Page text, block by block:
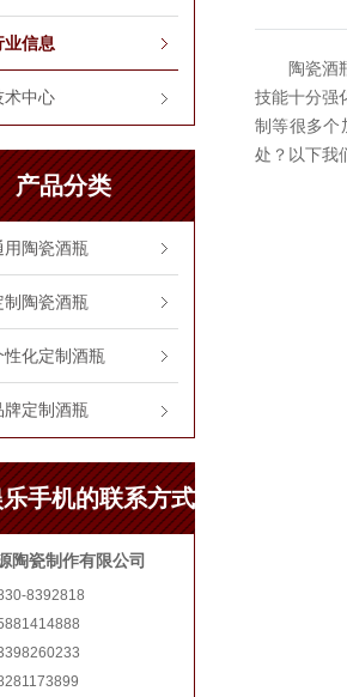
业信息
术中心
产品分类
用陶瓷酒瓶
制陶瓷酒瓶
性化定制酒瓶
牌定制酒瓶
手机的联系方式
陶瓷制作有限公司
8392818
陶瓷酒
技能十分强
制等很多个
处？以下我